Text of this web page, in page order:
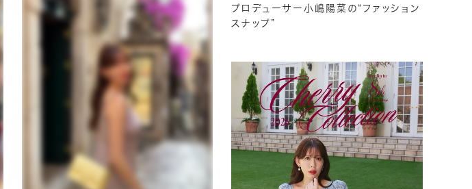
プロデューサー小嶋陽菜の“ファッション
スナップ”